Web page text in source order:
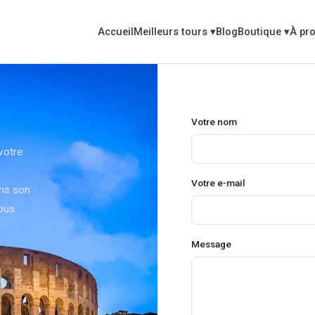
Accueil Meilleurs tours▾BlogBoutique▾À
son
Votre nom
Votre e-mail
Message